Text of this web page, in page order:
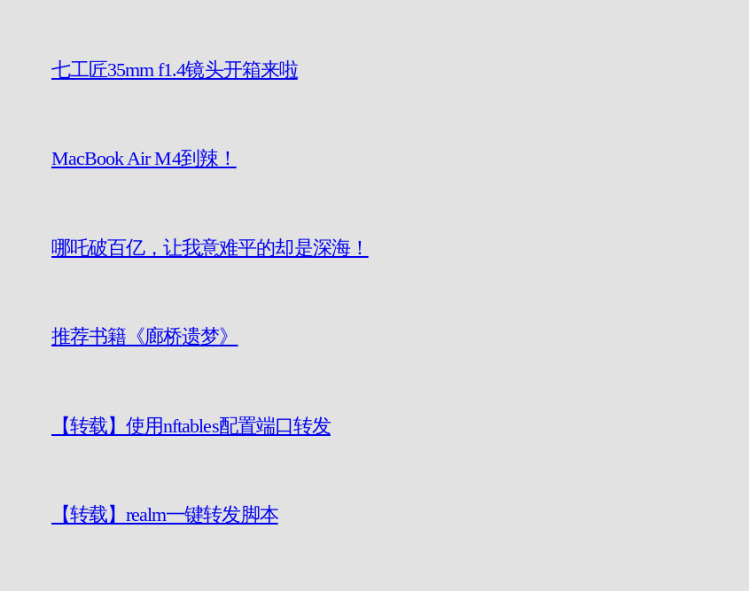
七工匠35mm f1.4镜头开箱来啦
MacBook Air M4到辣！
哪吒破百亿，让我意难平的却是深海！
推荐书籍《廊桥遗梦》
【转载】使用nftables配置端口转发
【转载】realm一键转发脚本